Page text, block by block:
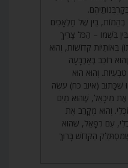
בְּהֵמוֹת, בֵּין שֶׁל מַלְאָכִים
בִּשְׁמוֹ – הַכֹּל צָרִיךְ
בְּאוֹתִיּוֹת קְדוֹשׁוֹת, וְהוּא
רוֹכֵב בְּאַרְבָּעָה
וְהוּא הוּא
שֶׁכָּתוּב (איוב כח) עֹשֶׂה
אֶת מִיכָאֵל, שֶׁהוּא מַיִם
וְהוּא מְקָרֵב אֶת
עִם רְפָאֵל, שֶׁהוּא
הַקָּדוֹשׁ בָּרוּךְ